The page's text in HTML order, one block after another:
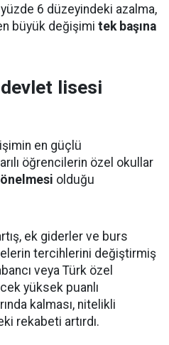
6 düzeyindeki azalma,
büyük değişimi tek başına
lisesi
en güçlü
öğrencilerin özel okullar
olduğu
ek giderler ve burs
tercihlerini değiştirmiş
veya Türk özel
yüksek puanlı
kalması, nitelikli
rekabeti artırdı.